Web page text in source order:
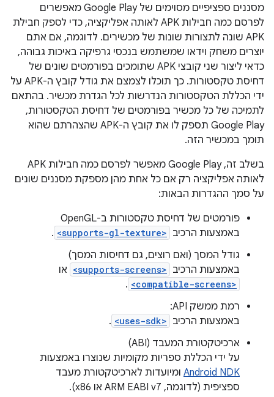
מסננים ספציפיים מסוימים של Google Play מאפשרים
לפרסם כמה חבילות APK לאותה אפליקציה, כדי לספק חבילת
APK שונה לתצורות שונות של מכשירים. לדוגמה, אם אתם
יוצרים משחק וידאו שמשתמש בנכסי גרפיקה באיכות גבוהה,
כדאי ליצור שני קובצי APK שתומכים בפורמטים שונים של
דחיסת טקסטורות. כך תוכלו לצמצם את גודל קובץ ה-APK על
ידי הכללת הטקסטורות הנדרשות לכל הגדרת מכשיר. בהתאם
לתמיכה של כל מכשיר בפורמטים של דחיסת הטקסטורות,
Google Play תספק לו את קובץ ה-APK שהצהרתם שהוא
תומך במכשיר הזה.
בשלב זה, Google Play מאפשר לפרסם כמה חבילות APK
לאותה אפליקציה רק אם כל אחת מהן מספקת מסננים שונים
על סמך ההגדרות הבאות:
פורמטים של דחיסת טקסטורות ב-OpenGL
באמצעות הרכיב <supports-gl-texture>
.
גודל המסך (ואם רוצים, גם דחיסות המסך)
באמצעות הרכיב <supports-screens> או
<compatible-screens>
.
רמת ממשק API:
באמצעות הרכיב <uses-sdk>
.
ארכיטקטורת המעבד (ABI)
על ידי הכללת ספריות מקומיות שנוצרו באמצעות
Android NDK ומיועדות לארכיטקטורת מעבד
ספציפית (לדוגמה, ARM EABI v7 או x86).